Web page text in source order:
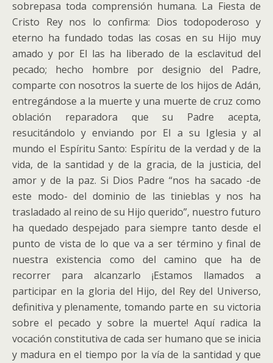
sobrepasa toda comprensión humana. La Fiesta de
Cristo Rey nos lo confirma: Dios todopoderoso y
eterno ha fundado todas las cosas en su Hijo muy
amado y por El las ha liberado de la esclavitud del
pecado; hecho hombre por designio del Padre,
comparte con nosotros la suerte de los hijos de Adán,
entregándose a la muerte y una muerte de cruz como
oblación reparadora que su Padre acepta,
resucitándolo y enviando por El a su Iglesia y al
mundo el Espíritu Santo: Espíritu de la verdad y de la
vida, de la santidad y de la gracia, de la justicia, del
amor y de la paz. Si Dios Padre “nos ha sacado -de
este modo- del dominio de las tinieblas y nos ha
trasladado al reino de su Hijo querido”, nuestro futuro
ha quedado despejado para siempre tanto desde el
punto de vista de lo que va a ser término y final de
nuestra existencia como del camino que ha de
recorrer para alcanzarlo ¡Estamos llamados a
participar en la gloria del Hijo, del Rey del Universo,
definitiva y plenamente, tomando parte en su victoria
sobre el pecado y sobre la muerte! Aquí radica la
vocación constitutiva de cada ser humano que se inicia
y madura en el tiempo por la vía de la santidad y que